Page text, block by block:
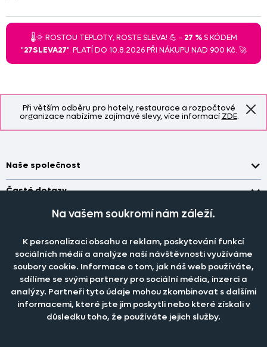
Při větším odběru pro hotely, restaurace a rozpočtové
organizace nabízíme zajímavé slevy, více informacíZDE.
🌡️🌞 ROSTOU TEPLOTY, ROSTE SLEVA! 💪 - 27 %S KÓDEM
"27SLEVA27". PLATÍ DO 10.8.2026 PŘI NÁKUPU NAD 900 Kč. 🚀
Staňte se členem klubu Dante.cz
Objevte slevy pro členy, získejte akční nabídky, novinky, tipy a
Naše společnost
Doprava a platba
Obchodní podmínky
Nastavení cookies
Katalog zdarma
Časté dotazy
Jak změřit okno pro nákup záclon?
Jak prát záclony a závěsy?
Jak prát povlečení a prostěradla?
Informace o materiálech
Šití záclon a závěsů
PRODEJNÍ ODDĚLENÍ - TELEFONICKY
po-pá 7:30 - 16:00
Tel.:777 111 818
e-mail:dotazy@dante.cz
reklamace:reklamace@dante.cz
Na vašem soukromí nám záleží.
K personalizaci obsahu a reklam, poskytování funkcí
sociálních médií a analýze naší návštěvnosti využíváme
soubory cookie. Informace o tom, jak náš web používáte,
sdílíme se svými partnery pro sociální média, inzerci a
analýzy. Partneři tyto údaje mohou zkombinovat s dalšími
informacemi, které jste jim poskytli nebo které získali v
důsledku toho, že používáte jejich služby.